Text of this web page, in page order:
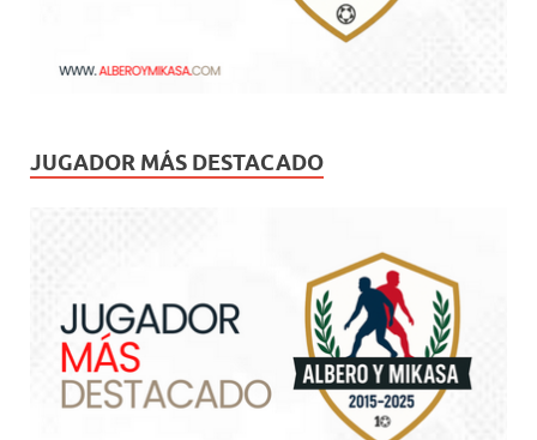
JUGADOR MÁS DESTACADO